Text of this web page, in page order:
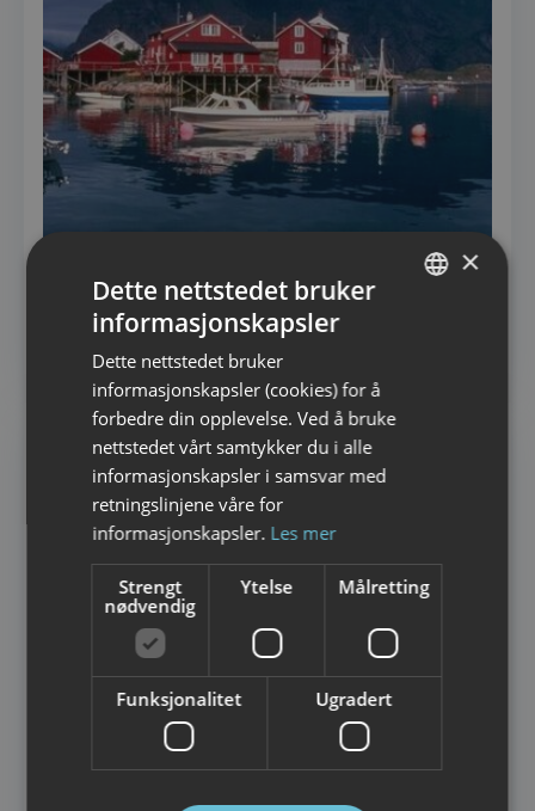
RORBU OG SJØHUS
Henningsvær Rorbuer
×
Dette nettstedet bruker
informasjonskapsler
Dette nettstedet bruker
informasjonskapsler (cookies) for å
forbedre din opplevelse. Ved å bruke
nettstedet vårt samtykker du i alle
informasjonskapsler i samsvar med
retningslinjene våre for
informasjonskapsler. Les mer
Strengt
nødvendig
Ytelse Målretting
Funksjonalitet Ugradert